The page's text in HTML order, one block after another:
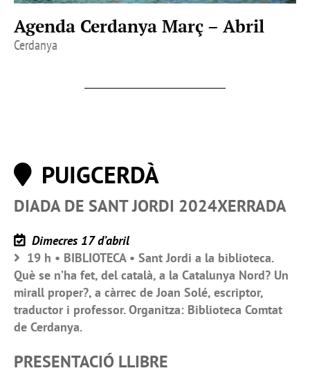
Agenda Cerdanya Març – Abril
Cerdanya
PUIGCERDÀ
DIADA DE SANT JORDI 2024XERRADA
Dimecres 17 d’abril
19 h • BIBLIOTECA • Sant Jordi a la biblioteca.
Què se n’ha fet, del català, a la Catalunya Nord? Un
mirall proper?, a càrrec de Joan Solé, escriptor,
traductor i professor. Organitza: Biblioteca Comtat
de Cerdanya.
PRESENTACIÓ LLIBRE